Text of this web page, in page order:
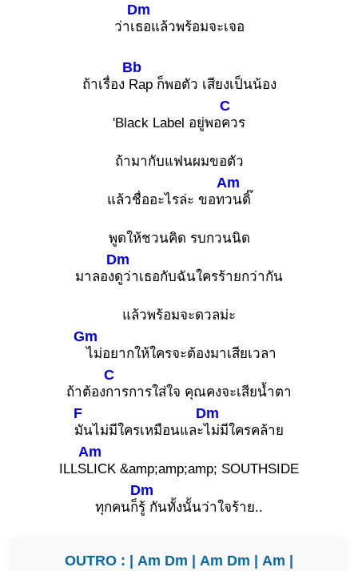
ว่าเ
Dm
ธอแล้วพร้อมจะเจอ
ถ้าเรื่อง
Bb
Rap ก็พอตัว เสียงเป็นน้อง
'Black Label อยู่พอ
C
ควร
ถ้ามากับแฟนผมขอตัว
แล้วชื่ออะไรล่ะ ขอท
Am
วนดิ๊
พูดให้ชวนคิด รบกวนนิด
มาลอง
Dm
ดูว่าเธอกับฉันใครร้ายกว่ากัน
แล้วพร้อมจะดวลม่ะ
Gm
ไม่อยากให้ใครจะต้องมาเสียเวลา
ถ้าต้อง
C
การการใส่ใจ คุณคงจะเสียน้ำตา
F
มันไม่มีใครเหมือนและ
Dm
ไม่มีใครคล้าย
ILLS
Am
LICK &amp;amp;amp; SOUTHSIDE
ทุกคนก็
Dm
รู้ กันทั้งนั้นว่าใจร้าย..
OUTRO : | Am Dm | Am Dm | Am |